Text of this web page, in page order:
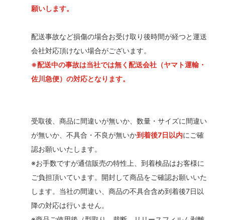
願いします。
配送事故など損傷の場合お受け取り後時間が経つと運送
会社対応頂けない場合がございます。
※配送中の事故は当社では無く配送会社（ヤマト運輸・
佐川急便）の対応となります。
受取後、商品に間違いが無いか、数量・サイズに間違い
が無いか、不具合・不良が無いか到着後7日以内にご確
認お願いいたします。
※お手数ですが通信販売の特性上、到着検品はお客様に
ご負担頂いています。開封して商品をご確認お願いいた
します。当社の間違い、商品の不具合含め到着後7日以
降の対応は行いません。